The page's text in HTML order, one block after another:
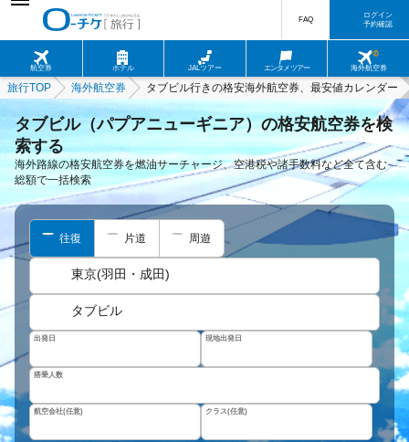
航空券 ホテル JALツアー エンタメツアー 海外航空券
FAQ
ログイン
予約確認
旅行TOP 海外航空券 タブビル行きの格安海外航空券、最安値カレンダー
タブビル（パプアニューギニア）の格安航空券を検
索する
海外路線の格安航空券を燃油サーチャージ、空港税や諸手数料など全て含む
総額で一括検索
往復 片道 周遊
東京(羽田・成田)
タブビル
出発日 現地出発日
搭乗人数
航空会社(任意) クラス(任意)